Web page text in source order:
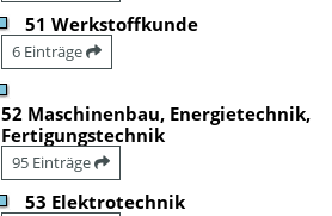
51 Werkstoffkunde
6 Einträge
52 Maschinenbau, Energietechnik,
Fertigungstechnik
95 Einträge
53 Elektrotechnik